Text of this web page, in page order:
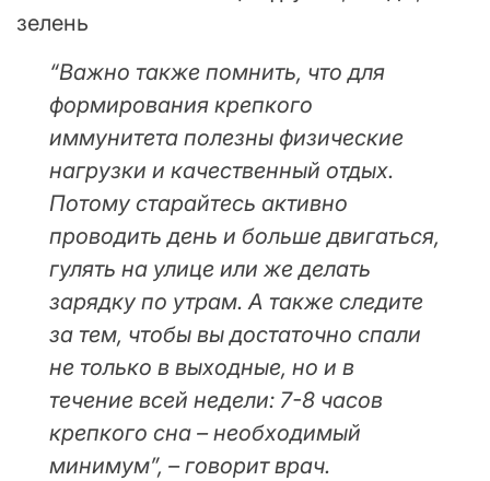
зелень
“Важно также помнить, что для
формирования крепкого
иммунитета полезны физические
нагрузки и качественный отдых.
Потому старайтесь активно
проводить день и больше двигаться,
гулять на улице или же делать
зарядку по утрам. А также следите
за тем, чтобы вы достаточно спали
не только в выходные, но и в
течение всей недели: 7-8 часов
крепкого сна – необходимый
минимум”, – говорит врач.